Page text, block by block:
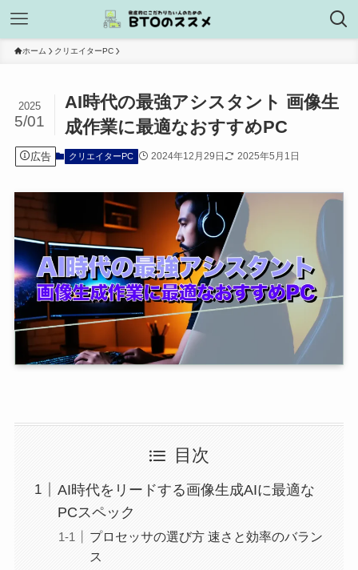
ホーム クリエイターPC
AI時代の最強アシスタント 画像生
成作業に最適なおすすめPC
2025
5/01
広告 クリエイターPC 2024年12月29日 2025年5月1日
目次
AI時代をリードする画像生成AIに最適な
PCスペック
プロセッサの選び方 速さと効率のバラン
ス